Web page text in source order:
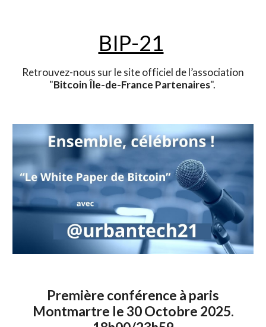
BIP-21
Retrouvez-nous sur le site officiel de l’association
"Bitcoin Île-de-France Partenaires".
Première conférence à paris
Montmartre le 30Octobre 2025.